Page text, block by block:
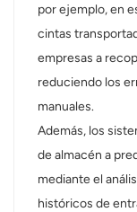
por ejemplo, en
cintas
empresas a
reduciendo los
manuales.
Además, los
de almacén a
mediante el
históricos de